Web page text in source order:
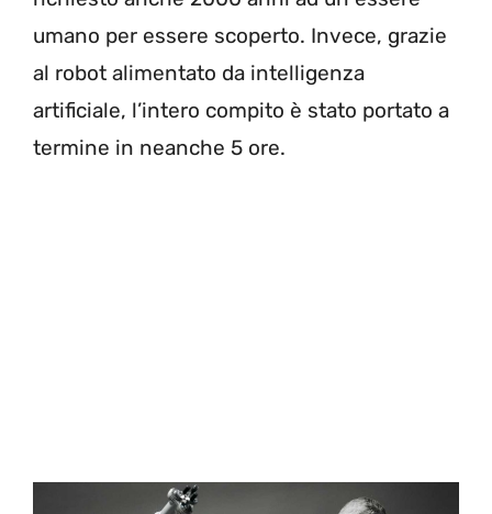
umano per essere scoperto. Invece, grazie
al robot alimentato da intelligenza
artificiale, l’intero compito è stato portato a
termine in neanche 5 ore.